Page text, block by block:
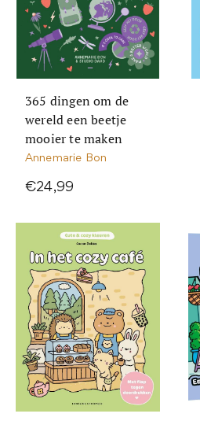
365 dingen om de
wereld een beetje
mooier te maken
Annemarie Bon
€24,99